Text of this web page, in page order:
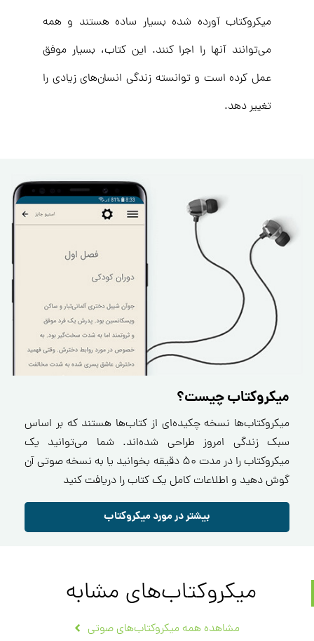
میکروکتاب آورده شده بسیار ساده هستند و همه
می‌توانند آنها را اجرا کنند. این کتاب، بسیار موفق
عمل کرده است و توانسته زندگی انسان‌های زیادی را
تغییر دهد.
میکروکتاب چیست؟
میکروکتاب‌ها نسخه چکیده‌ای از کتاب‌ها هستند که بر اساس
سبک زندگی امروز طراحی شده‌اند. شما می‌توانید یک
میکروکتاب را در مدت ۵۰ دقیقه بخوانید یا به نسخه صوتی آن
گوش دهید و اطلاعات کامل یک کتاب را دریافت کنید
بیشتر در مورد میکروکتاب
میکروکتاب‌های مشابه
مشاهده همه میکروکتاب‌های صوتی